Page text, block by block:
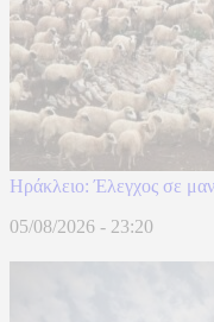
Ηράκλειο: Έλεγχος σε
05/08/2026 - 23:20